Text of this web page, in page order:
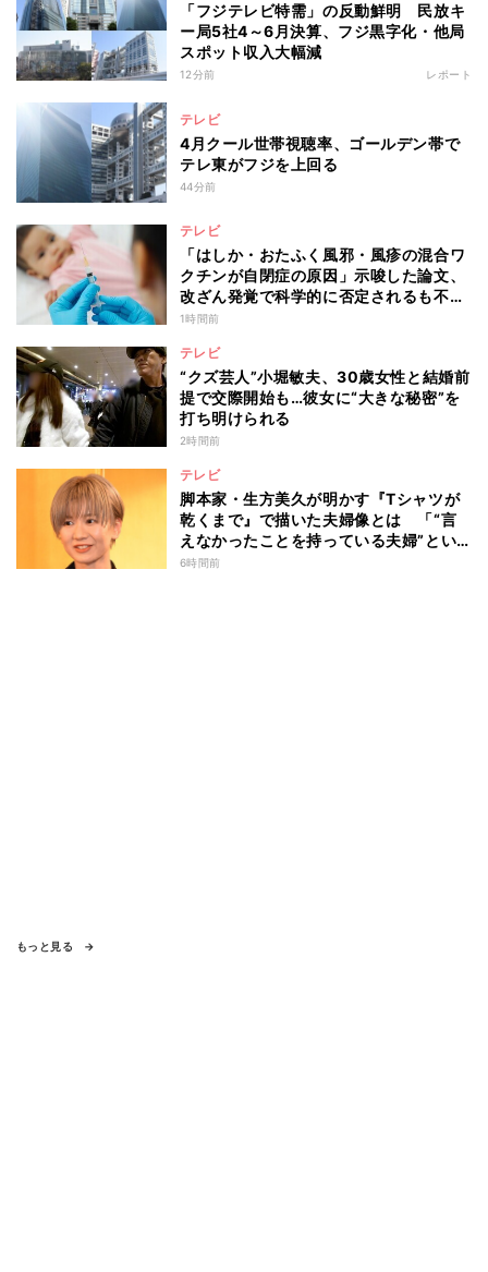
「フジテレビ特需」の反動鮮明 民放キ
ー局5社4～6月決算、フジ黒字化・他局
スポット収入大幅減
12分前 レポート
テレビ
4月クール世帯視聴率、ゴールデン帯で
テレ東がフジを上回る
44分前
テレビ
「はしか・おたふく風邪・風疹の混合ワ
クチンが自閉症の原因」示唆した論文、
改ざん発覚で科学的に否定されるも不安
消えず…科学者たちの反証はなぜ届かな
1時間前
テレビ
“クズ芸人”小堀敏夫、30歳女性と結婚前
提で交際開始も…彼女に“大きな秘密”を
打ち明けられる
2時間前
テレビ
脚本家・生方美久が明かす『Tシャツが
乾くまで』で描いた夫婦像とは 「“言
えなかったことを持っている夫婦”とい
うのは面白いかも」
6時間前
もっと見る